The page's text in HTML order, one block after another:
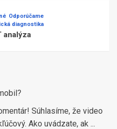
Odporúčame
diagnostika
analýza
Súhlasíme, že video
Ako uvádzate, ak ...